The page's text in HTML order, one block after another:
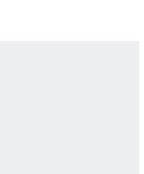
yaşa uygun ve çok yönlü